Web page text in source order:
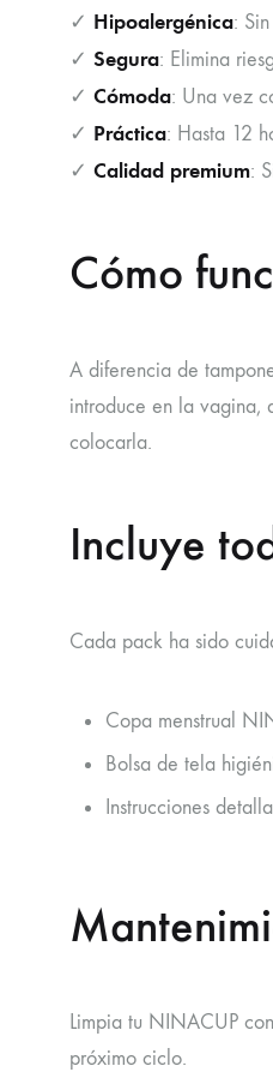
✓ Hipoalergénica:
✓ Segura: Elimina
✓ Cómoda: Una vez
✓ Práctica: Hasta 12
✓ Calidad premium:
Cómo
A diferencia de
introduce en la vagina,
colocarla.
Incluye
Cada pack ha sido
Copa menstrual
Bolsa de tela
Instrucciones
Limpia tu NINACUP
próximo ciclo.